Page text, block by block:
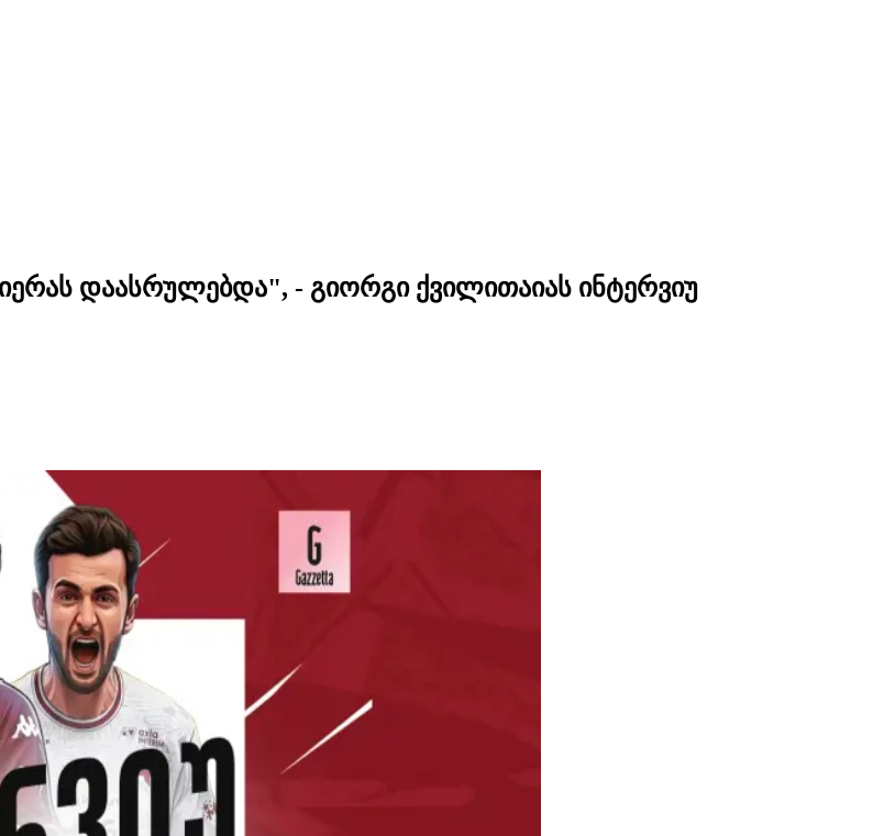
დაასრულებდა", - გიორგი ქვილითაიას ინტერვიუ